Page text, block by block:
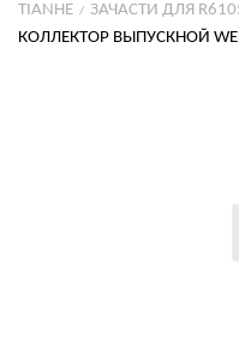
TIANHE
ЗАЧАСТИ ДЛЯ
КОЛЛЕКТОР ВЫПУСКНОЙ